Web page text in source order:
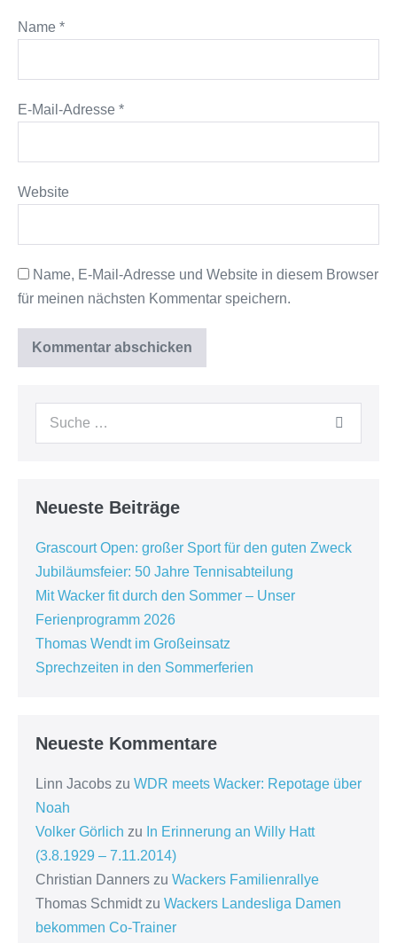
Name *
E-Mail-Adresse *
Website
Name, E-Mail-Adresse und Website in diesem Browser
für meinen nächsten Kommentar speichern.
Neueste Beiträge
Grascourt Open: großer Sport für den guten Zweck
Jubiläumsfeier: 50 Jahre Tennisabteilung
Mit Wacker fit durch den Sommer – Unser
Ferienprogramm 2026
Thomas Wendt im Großeinsatz
Sprechzeiten in den Sommerferien
Neueste Kommentare
Linn Jacobs zu WDR meets Wacker: Repotage über
Noah
Volker Görlich zu In Erinnerung an Willy Hatt
(3.8.1929 – 7.11.2014)
Christian Danners zu Wackers Familienrallye
Thomas Schmidtzu Wackers Landesliga Damen
bekommen Co-Trainer